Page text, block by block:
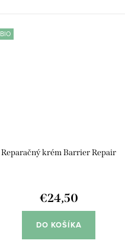
akné. Podporuje prirodzenú
BIO
Reparačný krém Barrier Repair
€24,50
DO KOŠÍKA